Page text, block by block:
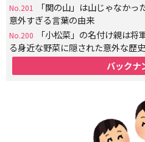
No.201
「関の山」は山じゃなか
意外すぎる言葉の由来
No.200
「小松菜」の名付け親は
る身近な野菜に隠された意外な歴史
バックナ